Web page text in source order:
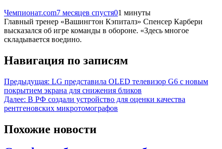
Чемпионат.com7 месяцев спустя01 минуты
Главный тренер «Вашингтон Кэпиталз» Спенсер Карбери
высказался об игре команды в обороне. «Здесь многое
складывается воедино.
Навигация по записям
Предыдущая: LG представила OLED телевизор G6 с новым
покрытием экрана для снижения бликов
Далее: В РФ создали устройство для оценки качества
рентгеновских микротомографов
Похожие новости